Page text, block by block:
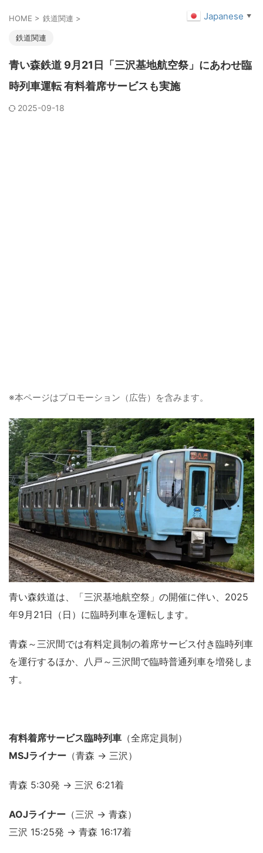
HOME > 鉄道関連 >
鉄道関連
青い森鉄道 9月21日「三沢基地航空祭」にあわせ臨
時列車運転 有料着席サービスも実施
2025-09-18
※本ページはプロモーション（広告）を含みます。
青い森鉄道は、「三沢基地航空祭」の開催に伴い、2025
年9月21日（日）に臨時列車を運転します。
青森～三沢間では有料定員制の着席サービス付き臨時列車
を運行するほか、八戸～三沢間で臨時普通列車を増発しま
す。
有料着席サービス臨時列車 （全席定員制）
MSJライナー （青森 → 三沢）
青森 5:30発 → 三沢 6:21着
AOJライナー （三沢 → 青森）
三沢 15:25発 → 青森 16:17着
Japanese ▼